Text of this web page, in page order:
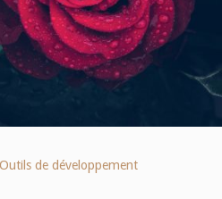
Outils de développement